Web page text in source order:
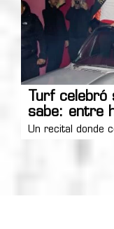
Turf
sabe: entre
Un recital donde